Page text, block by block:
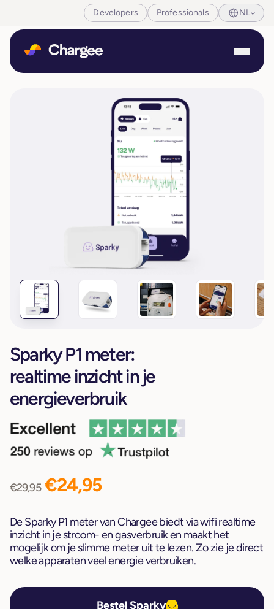
Developers Professionals NL
Sparky P1 meter:
realtime inzicht in je
energieverbruik
€29,95€24,95
De Sparky P1 meter van Chargee biedt via wifi realtime
inzicht in je stroom- en gasverbruik en maakt het
mogelijk om je slimme meter uit te lezen. Zo zie je direct
welke apparaten veel energie verbruiken.
Bestel Sparky